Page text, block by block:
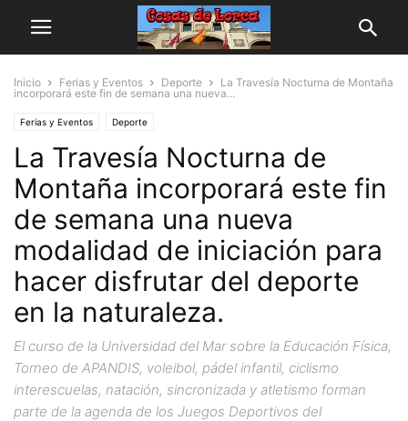
Inicio Ferias y Eventos Deporte
La Travesía Nocturna de Montaña
incorporará este fin de semana una nueva...
Ferias y Eventos Deporte
La Travesía Nocturna de
Montaña incorporará este fin
de semana una nueva
modalidad de iniciación para
hacer disfrutar del deporte
en la naturaleza.
El curso de la Universidad del Mar sobre la Educación Física,
Torneo de APANDIS, voleibol, pádel infantil, ciclismo
interescuelas, natación, sincronizada y atletismo forman
parte de la agenda de los Juegos Deportivos del